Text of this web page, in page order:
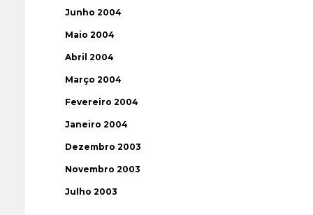
Junho 2004
Maio 2004
Abril 2004
Março 2004
Fevereiro 2004
Janeiro 2004
Dezembro 2003
Novembro 2003
Julho 2003